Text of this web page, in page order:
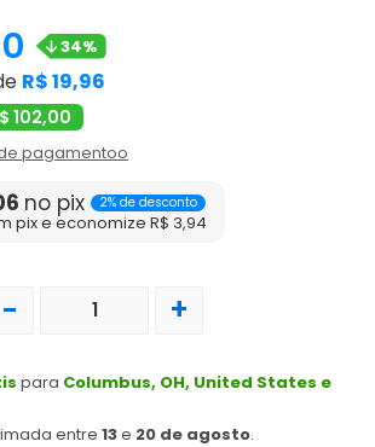
34%
R$ 19,96
102,00
pagamentoo
no pix 2% de desconto
pix e economize R$ 3,94
- +
para Columbus, OH, United States e
entre 13e 20 de agosto.